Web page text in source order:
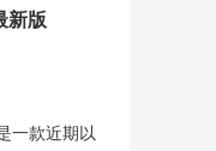
新版
一款近期以